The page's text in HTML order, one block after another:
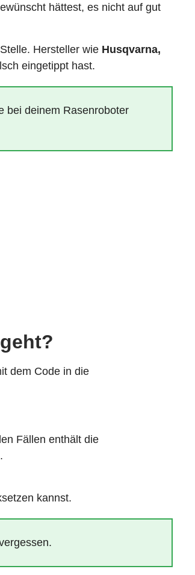
hättest, es nicht auf gut
Hersteller wie Husqvarna,
eingetippt hast.
bei deinem Rasenroboter
dem Code in die
Fällen enthält die
kannst.